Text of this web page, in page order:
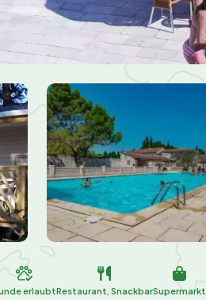
erlaubtRestaurant, SnackbarSupermarkt